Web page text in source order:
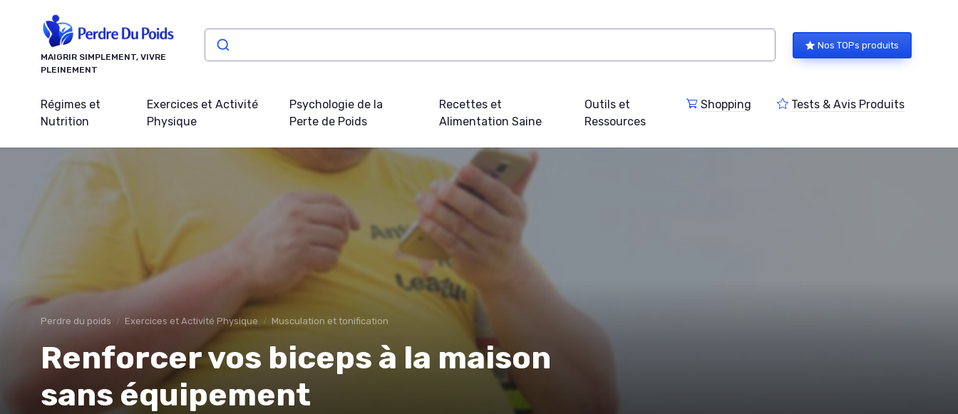
MAIGRIR SIMPLEMENT, VIVRE
PLEINEMENT
Nos TOPs produits
Régimes et
Nutrition
Exercices et Activité
Physique
Psychologie de la
Perte de Poids
Recettes et
Alimentation Saine
Outils et
Ressources
Shopping Tests & Avis Produits
Perdre du poids Exercices et Activité Physique Musculation et tonification
Renforcer vos biceps à la maison
sans équipement